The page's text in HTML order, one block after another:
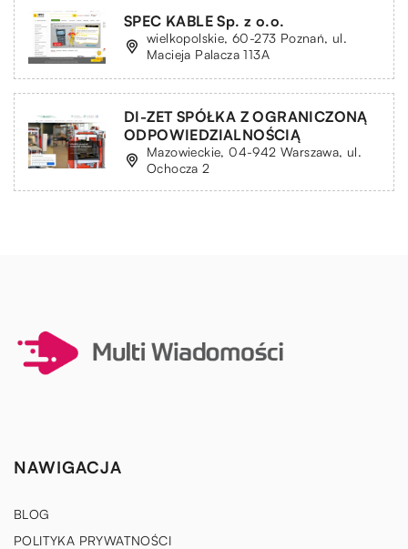
SPEC KABLE Sp. z o.o.
wielkopolskie, 60-273 Poznań, ul.
Macieja Palacza 113A
DI-ZET SPÓŁKA Z OGRANICZONĄ
ODPOWIEDZIALNOŚCIĄ
Mazowieckie, 04-942 Warszawa, ul.
Ochocza 2
NAWIGACJA
BLOG
POLITYKA PRYWATNOŚCI